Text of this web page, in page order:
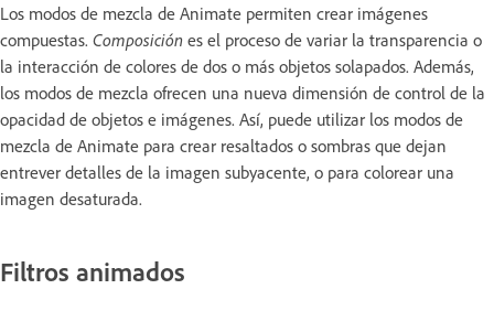
Los modos de mezcla de Animate permiten crear imágenes
compuestas. Composición es el proceso de variar la transparencia o
la interacción de colores de dos o más objetos solapados. Además,
los modos de mezcla ofrecen una nueva dimensión de control de la
opacidad de objetos e imágenes. Así, puede utilizar los modos de
mezcla de Animate para crear resaltados o sombras que dejan
entrever detalles de la imagen subyacente, o para colorear una
imagen desaturada.
Filtros animados